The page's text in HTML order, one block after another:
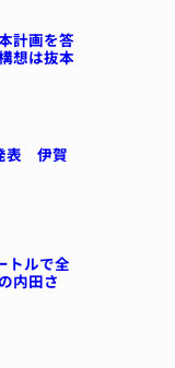
計画を答
想は抜本
表 伊賀
トルで全
内田さ